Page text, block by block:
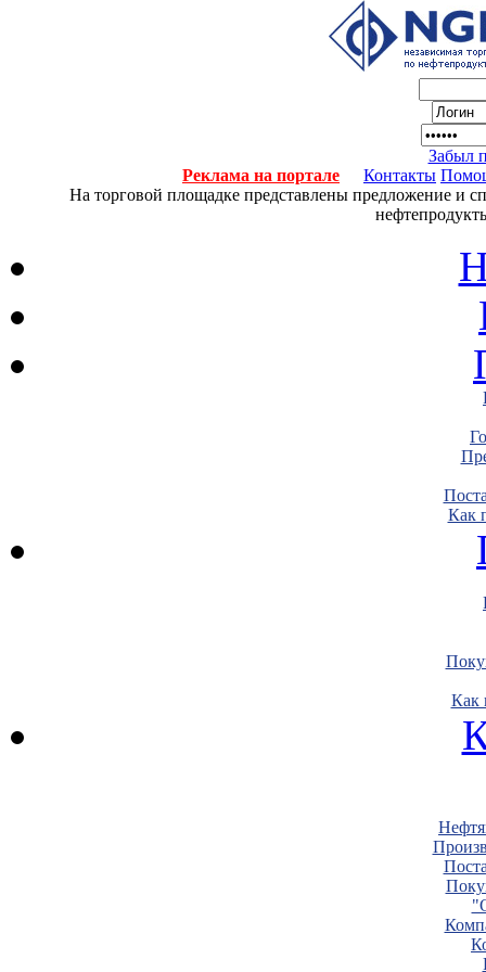
Забыл
Реклама на портале
Контакты
На торговой площадке представлены предложение и
Как
Как